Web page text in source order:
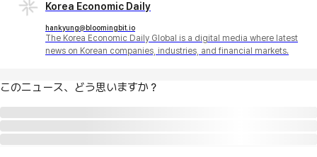
Korea Economic Daily
hankyung@bloomingbit.io
The Korea Economic Daily Global is a digital media where latest
news on Korean companies, industries, and financial markets.
このニュース、どう思いますか？